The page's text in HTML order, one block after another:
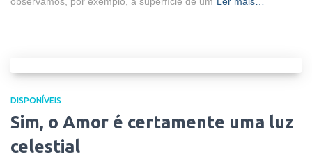
DISPONÍVEIS
Sim, o Amor é certamente uma luz
celestial